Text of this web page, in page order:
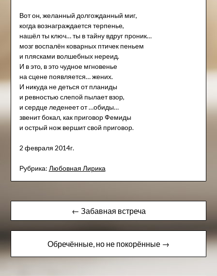
Вот он, желанный долгожданный миг,
когда вознаграждается терпенье,
нашёл ты ключ… ты в тайну вдруг проник…
мозг воспалён коварных птичек пеньем
и плясками волшебных нереид.
И в это, в это чудное мгновенье
на сцене появляется… жених.
И никуда не деться от планиды
и ревностью слепой пылает взор,
и сердце леденеет от …обиды…
звенит бокал, как приговор Фемиды
и острый нож вершит свой приговор.
2 февраля 2014г.
Рубрика: Любовная Лирика
Навигация
по
записям
← Забавная встреча
Обречённые, но не покорённые →